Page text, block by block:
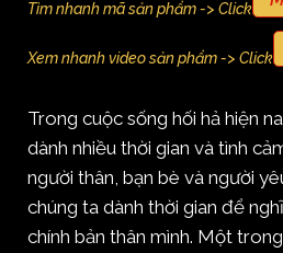
Tìm nhanh mã sản phẩm -> Click
Xem nhanh video sản phẩm -> Click
Trong cuộc sống hối hả hiện
dành nhiều thời gian và tình
người thân, bạn bè và người
chúng ta dành thời gian để
chính bản thân mình. Một